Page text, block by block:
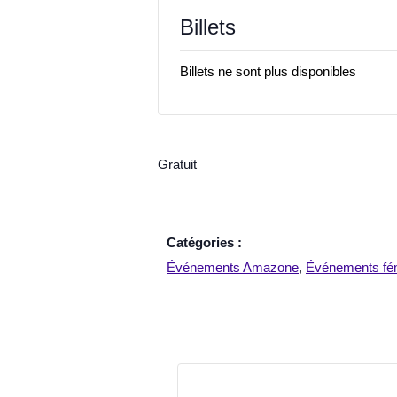
Billets
Billets ne sont plus disponibles
Gratuit
Catégories :
Événements Amazone, Événements